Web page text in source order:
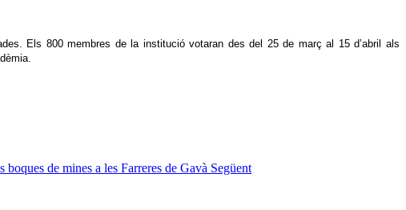
Els 800 membres de la institució votaran des del 25 de març al 15 d’abril als
de mines a les Farreres de Gavà Següent